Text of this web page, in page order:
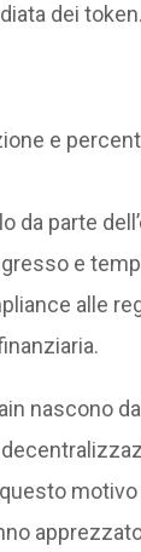
dei token.
e
da parte
e
alle
nascono